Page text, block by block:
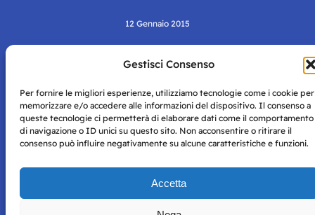
Gestisci Consenso
Per fornire le migliori esperienze, utilizziamo tecnologie come i cookie per
memorizzare e/o accedere alle informazioni del dispositivo. Il consenso a
queste tecnologie ci permetterà di elaborare dati come il comportamento
di navigazione o ID unici su questo sito. Non acconsentire o ritirare il
consenso può influire negativamente su alcune caratteristiche e funzioni.
Accetta
12 Gennaio 2015
Napoli con autorizzazione numero 38 del 25/9/2019.
Tutte le immagini e i contenuti su questo sito sono forniti